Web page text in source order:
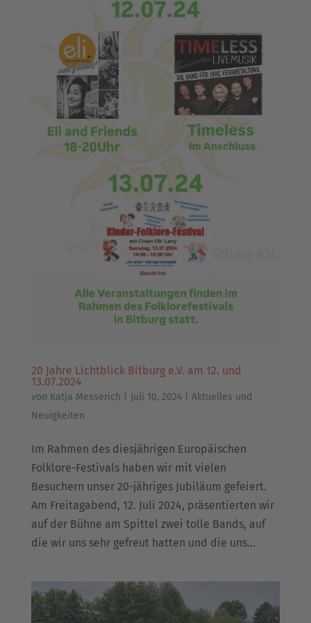
20 Jahre Lichtblick Bitburg e.V. am 12. und
13.07.2024
von Katja Messerich Juli 10, 2024| Aktuelles und
Neuigkeiten
Im Rahmen des diesjährigen Europäischen
Folklore-Festivals haben wir mit vielen
Besuchern unser 20-jähriges Jubiläum gefeiert.
Am Freitagabend, 12. Juli 2024, präsentierten wir
auf der Bühne am Spittel zwei tolle Bands, auf
die wir uns sehr gefreut hatten und die uns...